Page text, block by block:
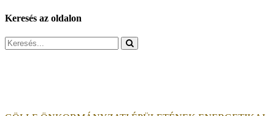
Keresés az oldalon
Search
for: